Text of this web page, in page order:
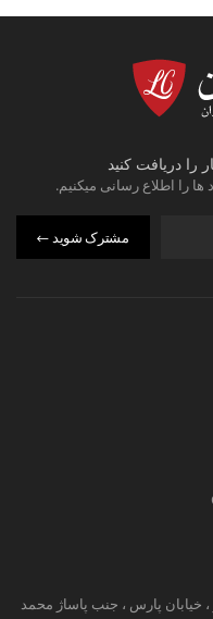
را دریافت کنید
ها را اطلاع رسانی میکنیم.
مشترک شوید
خیابان پارس ، جنب پاساژ محمد